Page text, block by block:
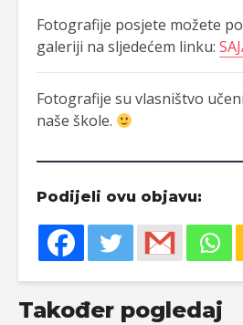
Fotografije posjete možete
galeriji na sljedećem linku:
Fotografije su vlasništvo
naše škole.
Podijeli ovu objavu:
Također pogledaj